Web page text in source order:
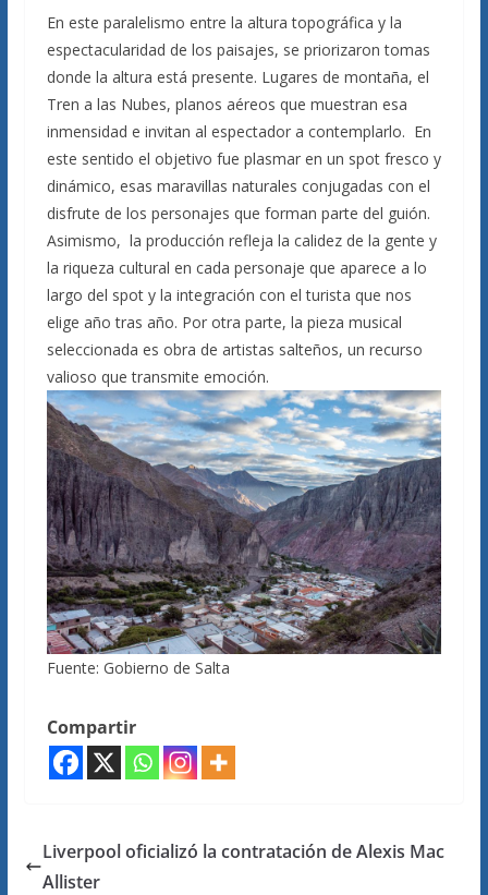
En este paralelismo entre la altura topográfica y la
espectacularidad de los paisajes, se priorizaron tomas
donde la altura está presente. Lugares de montaña, el
Tren a las Nubes, planos aéreos que muestran esa
inmensidad e invitan al espectador a contemplarlo. En
este sentido el objetivo fue plasmar en un spot fresco y
dinámico, esas maravillas naturales conjugadas con el
disfrute de los personajes que forman parte del guión.
Asimismo, la producción refleja la calidez de la gente y
la riqueza cultural en cada personaje que aparece a lo
largo del spot y la integración con el turista que nos
elige año tras año. Por otra parte, la pieza musical
seleccionada es obra de artistas salteños, un recurso
valioso que transmite emoción.
Fuente: Gobierno de Salta
Compartir
Liverpool oficializó la contratación de Alexis Mac
Allister